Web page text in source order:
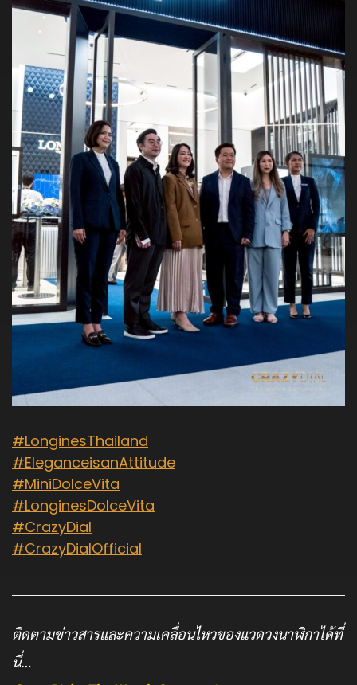
#LonginesThailand
#EleganceisanAttitude
#MiniDolceVita
#LonginesDolceVita
#CrazyDial
#CrazyDialOfficial
ติดตามข่าวสารและความเคลื่อนไหวของแวดวงนาฬิกาได้ที่
นี่…